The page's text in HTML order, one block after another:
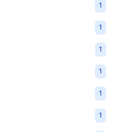
1
1
1
1
1
1